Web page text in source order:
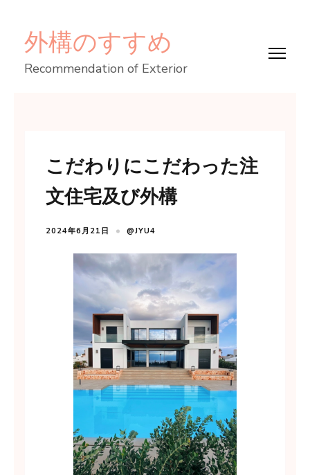
ン
テ
(Enter
外構のすすめ
Recommendation of Exterior
こだわりにこだわった注
文住宅及び外構
2024年6月21日 @JYU4